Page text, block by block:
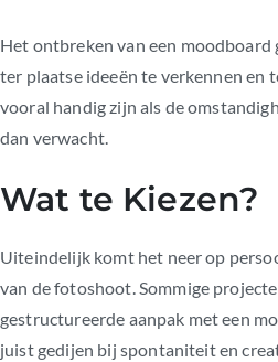
Het ontbreken van een
ter plaatse ideeën te verkennen en
vooral handig zijn als de
dan verwacht.
Wat te Kiezen?
Uiteindelijk komt het neer op
van de fotoshoot. Sommige
gestructureerde aanpak met een
juist gedijen bij spontaniteit en